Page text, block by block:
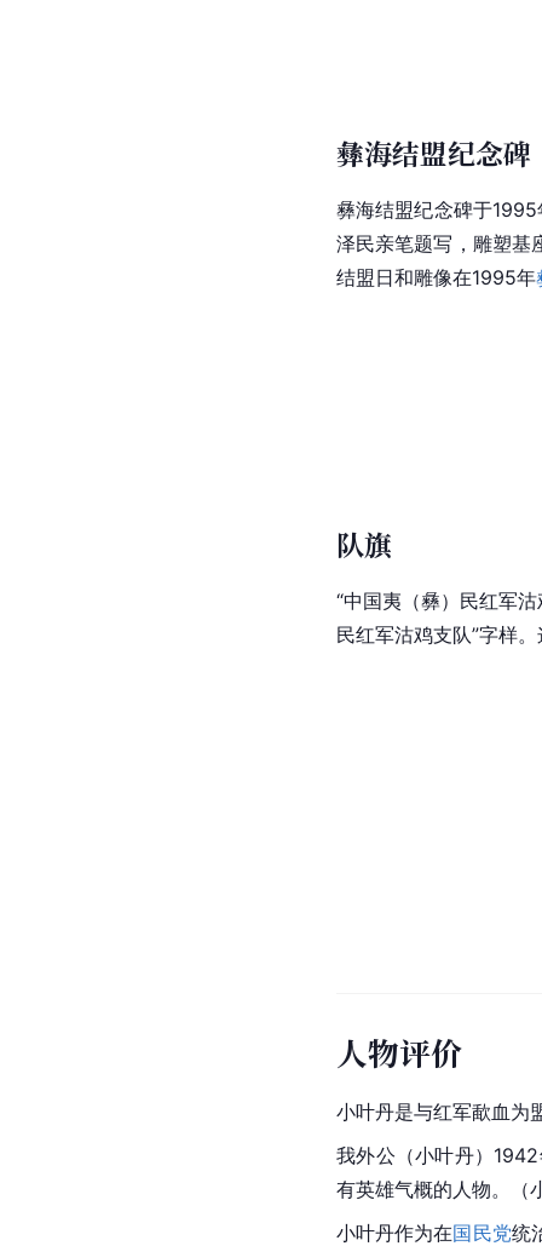
彝海结盟纪念碑
彝海结盟纪念碑于
泽民亲笔题写，雕塑
结盟日和雕像在1995年
队旗
“中国夷（彝）民红军
民红军沽鸡支队”字样
人物评价
小叶丹是与红军歃血为
我外公（小叶丹）
有英雄气概的人物。（
小叶丹作为在国民党统